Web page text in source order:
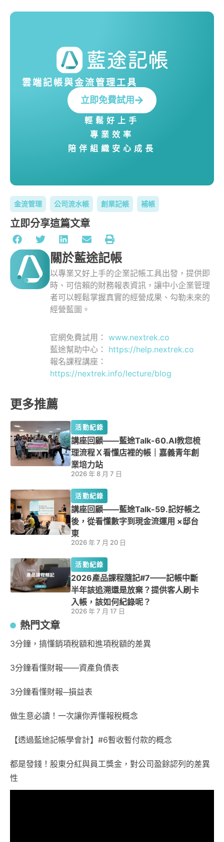
雲端記帳與金流管理工具
立即免費試用
輕鬆好上手
專業效率
陪伴組織安心成長
金流管理 公司流水帳 創業記帳 補帳
立即分享這篇文章
關於藍途記帳
以專業又好上手的企業記帳工具出發，提供即
時、可信賴的財務報表資訊，讓中小企業管理
者可以輕鬆掌握真實的經營成果、勾勒未來的
經營藍圖。
官網免費試用： www.nextrek.co
藍途幫助中心： https://help.nextrek.co
報名課程講座：
https://nextrek.info/lecture/blog
更多推薦
活動紀錄
講座回顧——藍途Talk-60.AI教您梳
理流程Ｘ看懂店裡的帳｜嘉義青年創
業培力站
2026 年 8 月 7 日
活動紀錄
講座回顧——藍途Talk-59.記好帳之
後，從看懂數字到現金流運用 ×邸台
東
2026 年 7 月 20 日
活動紀錄
2026產品課程隨記#7——記帳中斷
半年該追溯還是放棄？提供客人刷卡
入帳，該如何紀錄呢？
2026 年 7 月 17 日
熱門文章
3分鐘，搞懂銷項稅額和進項稅額的差異
3分鐘看懂財報——資產負債表
3分鐘看懂財報─損益表
做生意必讀！一次讓你弄懂報稅概念
【透過藍途記帳學會計】#6暫收暫付款的概念
都是發錢！股東分紅與員工獎金，對公司盈餘認列的差異
性